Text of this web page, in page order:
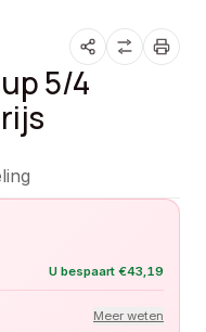
5/4
U bespaart €43,19
Meer weten